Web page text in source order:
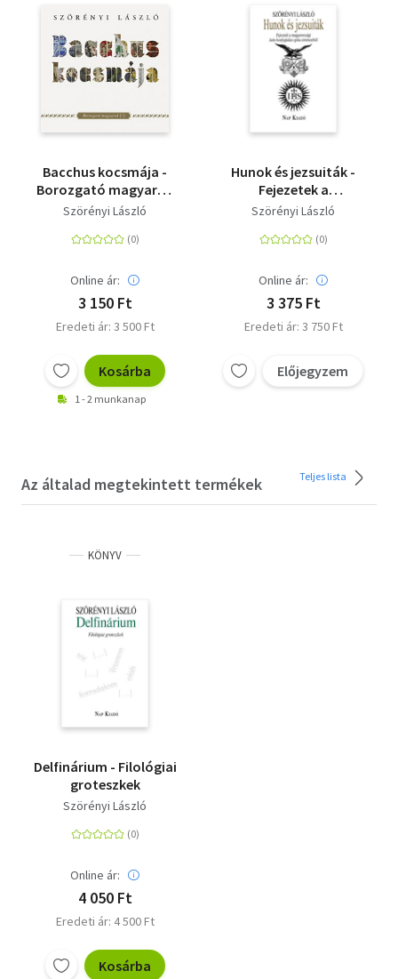
Bacchus kocsmája -
Borozgató magyarok
I.
Szörényi László
Online ár:
3 150 Ft
Eredeti ár: 3 500 Ft
Kosárba
1 - 2 munkanap
Hunok és jezsuiták -
Fejezetek a
magyarországi latin
történetéből
Szörényi László
Online ár:
3 375 Ft
Eredeti ár: 3 750 Ft
Előjegyzem
Az általad megtekintett termékek Teljes lista
KÖNYV
Delfinárium - Filológiai
groteszkek
Szörényi László
Online ár:
4 050 Ft
Eredeti ár: 4 500 Ft
Kosárba